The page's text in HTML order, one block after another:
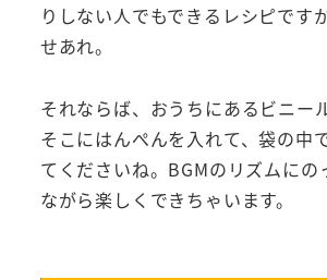
りしない人でもできるレシピです
せあれ。
それならば、おうちにあるビニー
そこにはんぺんを入れて、袋の中
てくださいね。BGMのリズムにの
ながら楽しくできちゃいます。